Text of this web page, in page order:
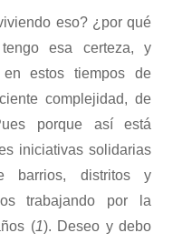
eso? ¿por qué
esa certeza, y
en estos tiempos de
complejidad, de
porque así está
iniciativas solidarias
barrios, distritos y
trabajando por la
(1). Deseo y debo